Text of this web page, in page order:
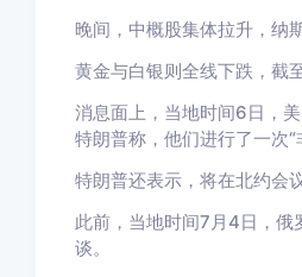
晚间，中概股集体拉升，纳
黄金与白银则全线下跌，截
消息面上，当地时间6日，
特朗普称，他们进行了一次“
特朗普还表示，将在北约会
此前，当地时间7月4日，俄
谈。